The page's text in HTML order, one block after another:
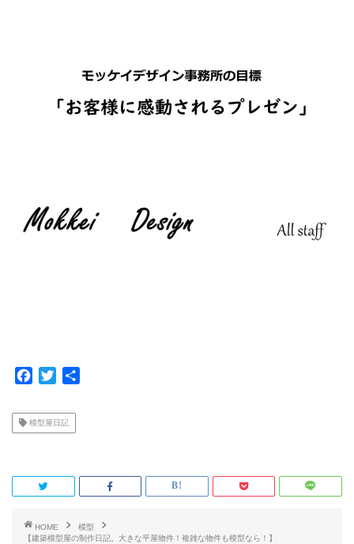
c
e
o
k
i
t
r
模型屋日記
HOME
模型
【建築模型屋の制作日記。大きな平屋物件！複雑な物件も模型なら！】